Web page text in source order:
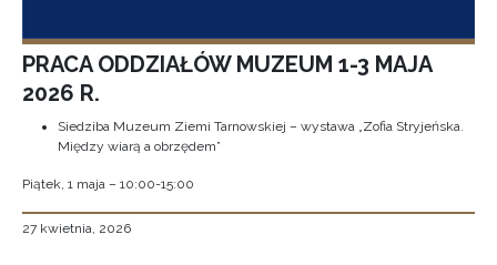
PRACA ODDZIAŁÓW MUZEUM 1-3 MAJA
2026 R.
Siedziba Muzeum Ziemi Tarnowskiej – wystawa „Zofia Stryjeńska.
Między wiarą a obrzędem”
Piątek, 1 maja – 10:00-15:00
27 kwietnia, 2026